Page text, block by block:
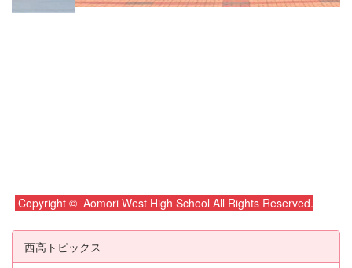
Copyright © Aomori West High School All Rights Reserved.
西高トピックス